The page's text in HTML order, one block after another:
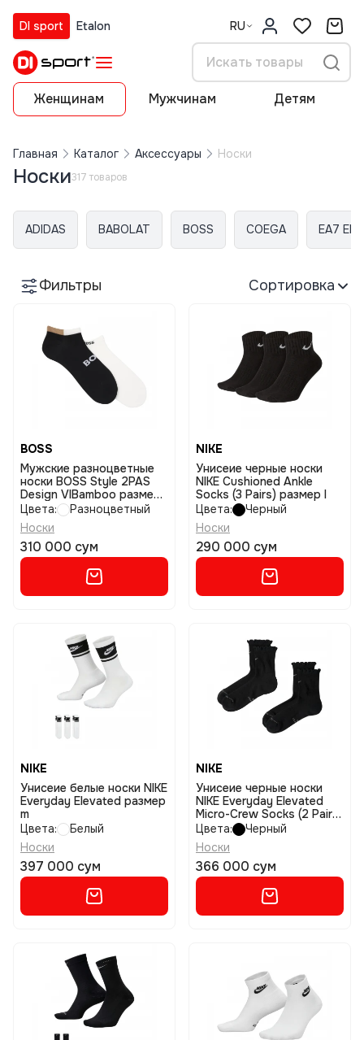
DI sport Etalon RU
Женщинам Мужчинам Детям
Главная Каталог Аксессуары Носки
Носки317 товаров
ADIDAS BABOLAT BOSS COEGA EA7
Фильтры Сортировка
BOSS
Мужские разноцветные
носки BOSS Style 2PAS
Design VIBamboo размер
39-42
Цвета:
Разноцветный
Носки
310 000 сум
NIKE
Унисеие черные носки
NIKE Cushioned Ankle
Socks (3 Pairs) размер l
Цвета:
Черный
Носки
290 000 сум
NIKE
Унисеие белые носки NIKE
Everyday Elevated размер
m
Цвета:
Белый
Носки
397 000 сум
NIKE
Унисеие черные носки
NIKE Everyday Elevated
Micro-Crew Socks (2 Pairs)
размер l
Цвета:
Черный
Носки
366 000 сум